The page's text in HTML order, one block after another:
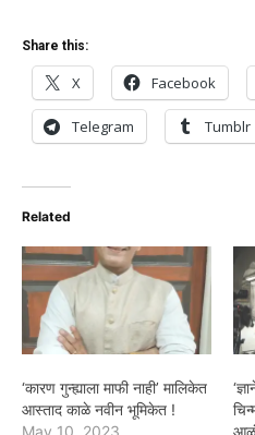
Share this:
X Facebook
Telegram Tumblr
Related
‘कारण गुन्ह्याला माफी नाही’ मालिकेत
आस्ताद काळे नवीन भूमिकेत !